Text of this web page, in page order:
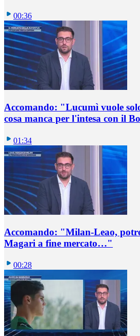
00:36
Accomando: "Lucumì vuole
cosa manca per l'intesa con il
01:34
Accomando: "Milan-Leao,
Magari a fine mercato…"
00:28